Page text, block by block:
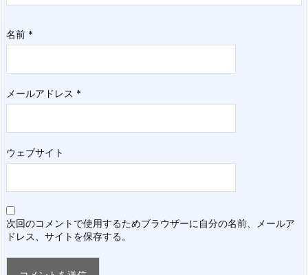
名前 *
メールアドレス *
ウェブサイト
次回のコメントで使用するためブラウザーに自分の名前、メールア
ドレス、サイトを保存する。